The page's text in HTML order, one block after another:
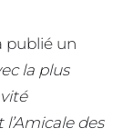
publié un
la plus
l’Amicale des